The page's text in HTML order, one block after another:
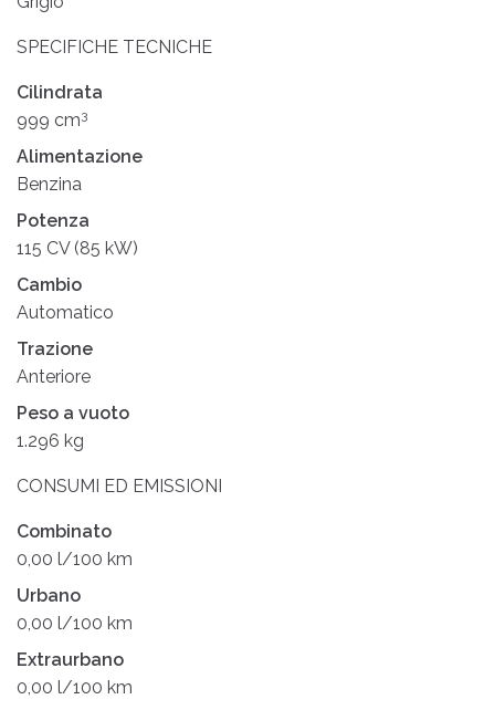
SPECIFICHE TECNICHE
Cilindrata
999 cm3
Alimentazione
Benzina
Potenza
115 CV (85 kW)
Cambio
Automatico
Trazione
Anteriore
Peso a vuoto
1.296 kg
CONSUMI ED EMISSIONI
Combinato
0,00 l/100 km
Urbano
0,00 l/100 km
Extraurbano
0,00 l/100 km